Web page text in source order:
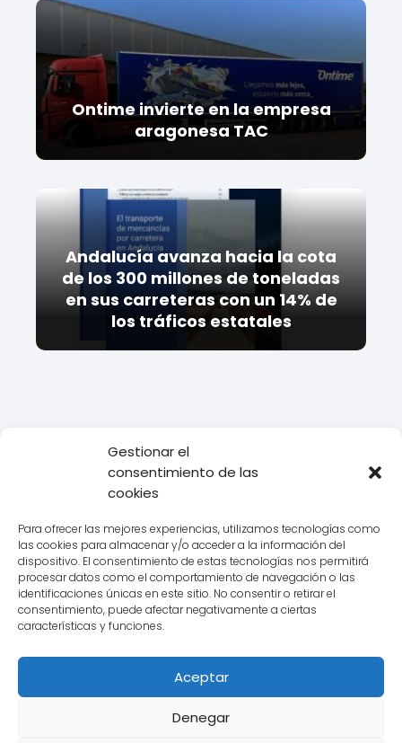
Gestionar el
consentimiento de las
cookies
Para ofrecer las mejores experiencias, utilizamos tecnologías como
las cookies para almacenar y/o acceder a la información del
dispositivo. El consentimiento de estas tecnologías nos permitirá
procesar datos como el comportamiento de navegación o las
identificaciones únicas en este sitio. No consentir o retirar el
consentimiento, puede afectar negativamente a ciertas
características y funciones.
Aceptar
Denegar
Ontime invierte en la empresa
aragonesa TAC
Andalucía avanza hacia la cota
de los 300 millones de toneladas
en sus carreteras con un 14% de
los tráficos estatales
Transporte
la Cooperativa Avilesina: una alternativa de transporte confiable
Aviso legal
Política de Cookies
Política de Privacidad
Contacto